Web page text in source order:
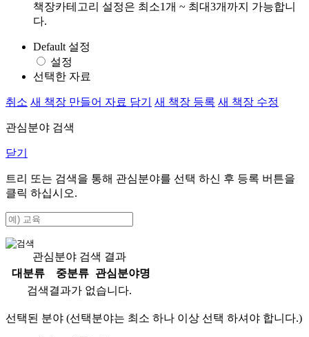
책장카테고리 설정은 최소1개 ~ 최대3개까지 가능합니
다.
Default 설정
설정
선택한 자료
취소 새 책장 만들어 자료 담기 새 책장 등록 새 책장 수정
관심분야 검색
닫기
트리 또는 검색을 통해 관심분야를 선택 하신 후 등록 버튼을
클릭 하십시오.
관심분야 검색 결과
대분류
중분류
관심분야명
검색결과가 없습니다.
선택된 분야 (선택분야는 최소 하나 이상 선택 하셔야 합니다.)